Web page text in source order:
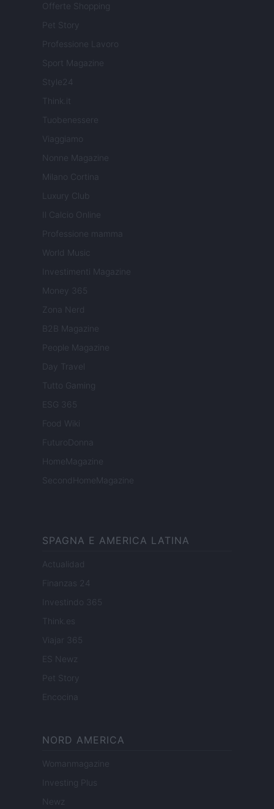
Offerte Shopping
Pet Story
Professione Lavoro
Sport Magazine
Style24
Think.it
Tuobenessere
Viaggiamo
Nonne Magazine
Milano Cortina
Luxury Club
Il Calcio Online
Professione mamma
World Music
Investimenti Magazine
Money 365
Zona Nerd
B2B Magazine
People Magazine
Day Travel
Tutto Gaming
ESG 365
Food Wiki
FuturoDonna
HomeMagazine
SecondHomeMagazine
SPAGNA E AMERICA LATINA
Actualidad
Finanzas 24
Investindo 365
Think.es
Viajar 365
ES Newz
Pet Story
Encocina
NORD AMERICA
Womanmagazine
Investing Plus
Newz